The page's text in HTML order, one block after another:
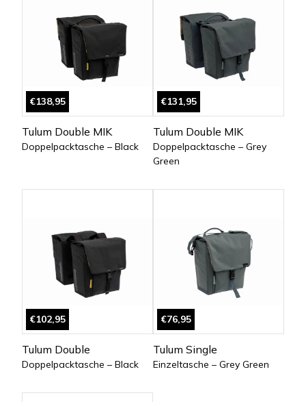
€138,95
Tulum Double MIK
Doppelpacktasche – Black
€131,95
Tulum Double MIK
Doppelpacktasche – Grey
Green
€102,95
Tulum Double
Doppelpacktasche – Black
€76,95
Tulum Single
Einzeltasche – Grey Green